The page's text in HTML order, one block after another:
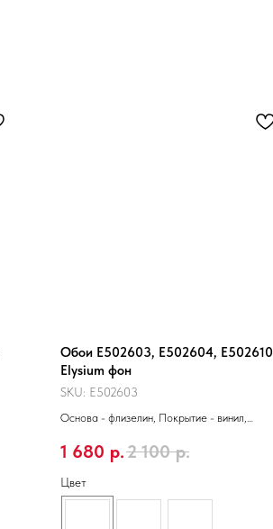
Обои Е502603, Е502604, Е502610
Elysium фон
SKU: Е502603
Основа - флизелин, Покрытие - винил,
1 680 р.2 100 р.
Цвет